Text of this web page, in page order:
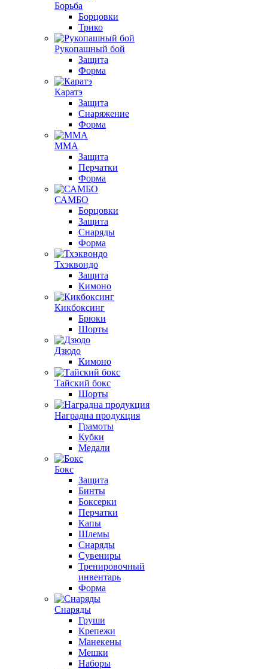
Борьба
Борцовки
Трико
Рукопашный бой
Защита
Форма
Каратэ
Защита
Снаряжение
Форма
ММА
Защита
Перчатки
Форма
САМБО
Борцовки
Защита
Снаряды
Форма
Тхэквондо
Защита
Кимоно
Кикбоксинг
Брюки
Шорты
Дзюдо
Кимоно
Тайский бокс
Шорты
Наградна продукция
Грамоты
Кубки
Медали
Бокс
Защита
Бинты
Боксерки
Перчатки
Капы
Шлемы
Снаряды
Сувениры
Тренировочный
инвентарь
Форма
Снаряды
Груши
Крепежи
Манекены
Мешки
Наборы